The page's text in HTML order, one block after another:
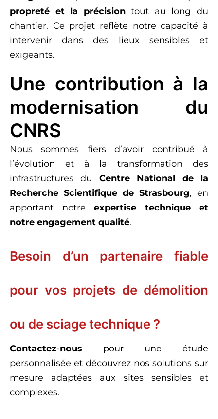
propreté et la précisiontout au long du
chantier. Ce projet reflète notre capacité à
intervenir dans des lieux sensibles et
exigeants.
Une contribution à la
modernisation du
CNRS
Nous sommes fiers d’avoir contribué à
l’évolution et à la transformation des
infrastructures du Centre National de la
Recherche Scientifique de Strasbourg, en
apportant notre expertise technique et
notre engagement qualité.
Besoin d’un partenaire fiable
pour vos projets de démolition
ou de sciage technique ?
Contactez-nous pour une étude
personnalisée et découvrez nos solutions sur
mesure adaptées aux sites sensibles et
complexes.